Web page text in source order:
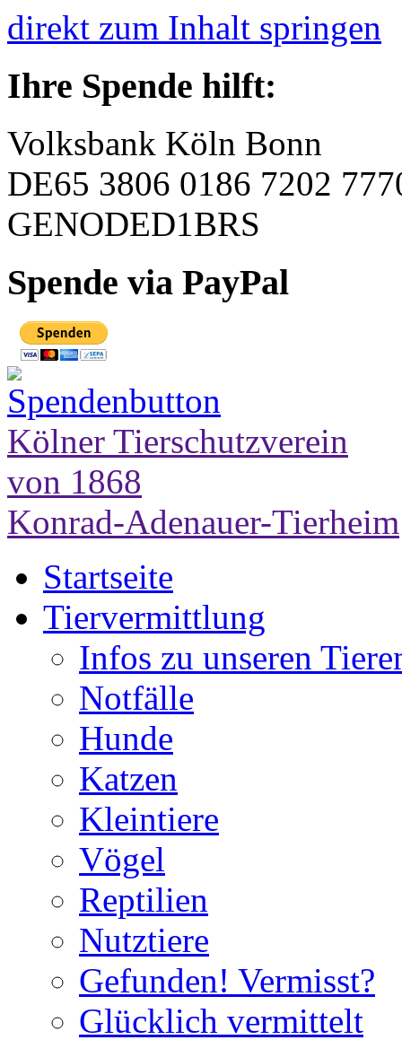
direkt zum Inhalt springen
Ihre Spende hilft:
Volksbank Köln Bonn
DE65 3806 0186 7202
GENODED1BRS
Spende via PayPal
Kölner Tierschutzverein
von 1868
Konrad-Adenauer-Tierheim
Startseite
Tiervermittlung
Infos zu unseren
Notfälle
Hunde
Katzen
Kleintiere
Vögel
Reptilien
Nutztiere
Gefunden! Vermisst?
Glücklich vermittelt